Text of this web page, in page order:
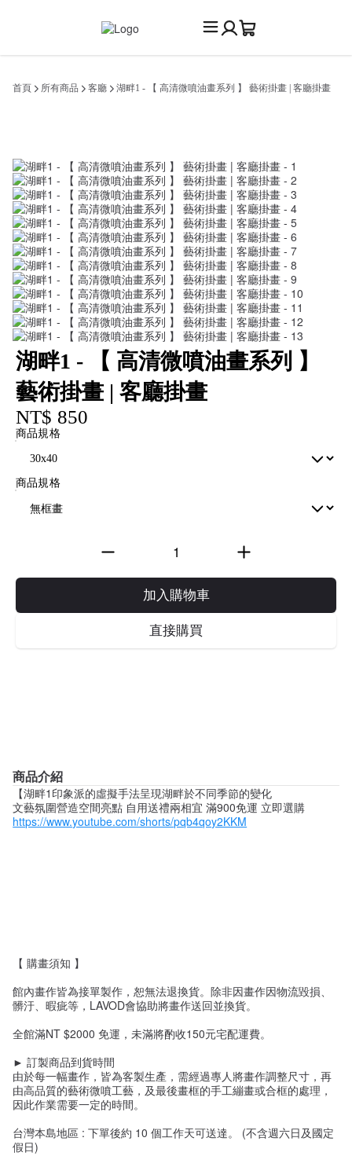
首頁 所有商品 客廳 湖畔1 - 【 高清微噴油畫系列 】 藝術掛畫 | 客廳掛畫
湖畔1 - 【 高清微噴油畫系列 】
藝術掛畫 | 客廳掛畫
NT$ 850
商品規格
商品規格
加入購物車
直接購買
商品介紹
【湖畔1印象派的虛擬手法呈現湖畔於不同季節的變化
文藝氛圍營造空間亮點 自用送禮兩相宜 滿900免運 立即選購
https://www.youtube.com/shorts/pqb4qoy2KKM
【 購畫須知 】
館內畫作皆為接單製作，恕無法退換貨。除非因畫作因物流毀損、
髒汙、暇疵等，LAVOD會協助將畫作送回並換貨。
全館滿NT $2000 免運，未滿將酌收150元宅配運費。
► 訂製商品到貨時間
由於每一幅畫作，皆為客製生產，需經過專人將畫作調整尺寸，再
由高品質的藝術微噴工藝，及最後畫框的手工繃畫或合框的處理，
因此作業需要一定的時間。
台灣本島地區 : 下單後約 10 個工作天可送達。 (不含週六日及國定
假日)